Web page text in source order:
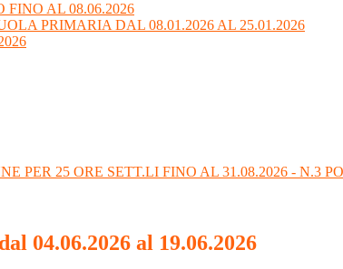
AL 08.06.2026
PRIMARIA DAL 08.01.2026 AL 25.01.2026
25 ORE SETT.LI FINO AL 31.08.2026 - N.3
04.06.2026 al 19.06.2026